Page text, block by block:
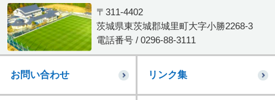
〒311-4402
茨城県東茨城郡城里町大字小勝2268-3
電話番号 / 0296-88-3111
お問い合わせ リンク集